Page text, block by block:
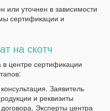
или уточнен в зависимости
сертификации и
на скотч
центре сертификации
Заявитель
и реквизиты
Эксперты центра